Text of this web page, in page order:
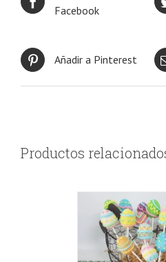
Facebook
Añadir a Pinterest
Productos